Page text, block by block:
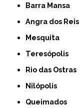
Barra Mansa
Angra dos Reis
Mesquita
Teresópolis
Rio das Ostras
Nilópolis
Queimados